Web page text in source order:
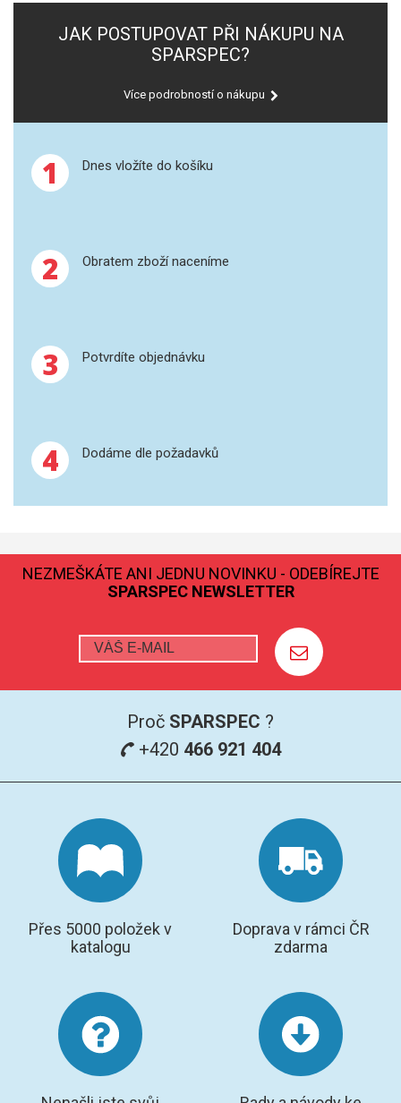
PŘÍPRAVA VZORKŮ
MIKROVLNNÝ ROZKLAD
REAKČNÍ AUTOKLÁVY
LISOVÁNÍ
MS/SPM
AFM SONDY
SNOM
KALIBRACE
JAK POSTUPOVAT PŘI NÁKUPU NA
SPARSPEC?
Více podrobností o nákupu
1 Dnes vložíte do košíku
2 Obratem zboží naceníme
3 Potvrdíte objednávku
4 Dodáme dle požadavků
NEZMEŠKÁTE ANI JEDNU NOVINKU - ODEBÍREJTE
SPARSPEC NEWSLETTER
Proč SPARSPEC ?
+420 466 921 404
Přes 5000 položek v
katalogu
Doprava v rámci ČR
zdarma